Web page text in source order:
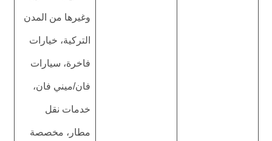
وغيرها من المدن
التركية، خيارات
فاخرة، سيارات
فان/ميني فان،
خدمات نقل
مطار، مخصصة